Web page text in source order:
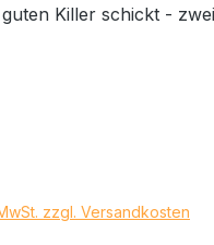
Killer schickt -
Klingt nach einem
Nicht ganz. Denn Clair
auf ihrem Weg:
zzgl. Versandkosten